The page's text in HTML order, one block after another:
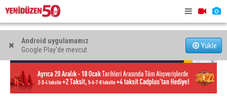
Android uygulamamız
Google Play'de mevcut
Yükle